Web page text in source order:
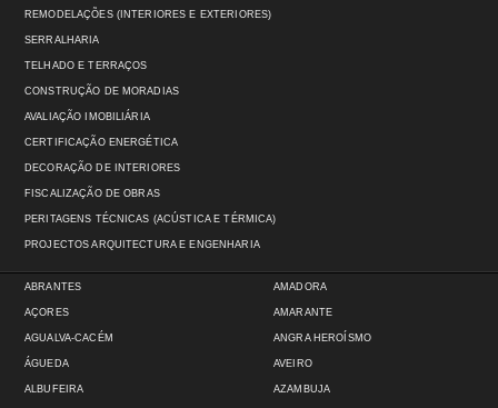
REMODELAÇÕES (INTERIORES E EXTERIORES)
SERRALHARIA
TELHADO E TERRAÇOS
CONSTRUÇÃO DE MORADIAS
AVALIAÇÃO IMOBILIÁRIA
CERTIFICAÇÃO ENERGÉTICA
DECORAÇÃO DE INTERIORES
FISCALIZAÇÃO DE OBRAS
PERITAGENS TÉCNICAS (ACÚSTICA E TÉRMICA)
PROJECTOS ARQUITECTURA E ENGENHARIA
ABRANTES
AÇORES
AGUALVA-CACÉM
ÁGUEDA
ALBUFEIRA
AMADORA
AMARANTE
ANGRA HEROÍSMO
AVEIRO
AZAMBUJA